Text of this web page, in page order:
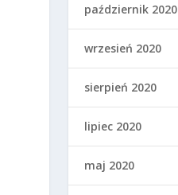
październik 2020
wrzesień 2020
sierpień 2020
lipiec 2020
maj 2020